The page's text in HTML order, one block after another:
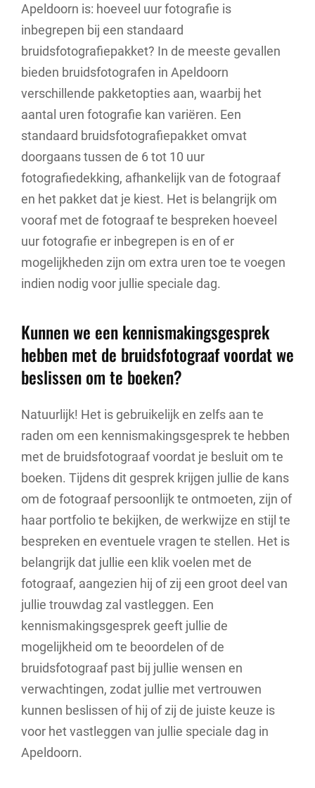
Apeldoorn is: hoeveel uur fotografie is
inbegrepen bij een standaard
bruidsfotografiepakket? In de meeste gevallen
bieden bruidsfotografen in Apeldoorn
verschillende pakketopties aan, waarbij het
aantal uren fotografie kan variëren. Een
standaard bruidsfotografiepakket omvat
doorgaans tussen de 6 tot 10 uur
fotografiedekking, afhankelijk van de fotograaf
en het pakket dat je kiest. Het is belangrijk om
vooraf met de fotograaf te bespreken hoeveel
uur fotografie er inbegrepen is en of er
mogelijkheden zijn om extra uren toe te voegen
indien nodig voor jullie speciale dag.
Kunnen we een kennismakingsgesprek
hebben met de bruidsfotograaf voordat we
beslissen om te boeken?
Natuurlijk! Het is gebruikelijk en zelfs aan te
raden om een kennismakingsgesprek te hebben
met de bruidsfotograaf voordat je besluit om te
boeken. Tijdens dit gesprek krijgen jullie de kans
om de fotograaf persoonlijk te ontmoeten, zijn of
haar portfolio te bekijken, de werkwijze en stijl te
bespreken en eventuele vragen te stellen. Het is
belangrijk dat jullie een klik voelen met de
fotograaf, aangezien hij of zij een groot deel van
jullie trouwdag zal vastleggen. Een
kennismakingsgesprek geeft jullie de
mogelijkheid om te beoordelen of de
bruidsfotograaf past bij jullie wensen en
verwachtingen, zodat jullie met vertrouwen
kunnen beslissen of hij of zij de juiste keuze is
voor het vastleggen van jullie speciale dag in
Apeldoorn.